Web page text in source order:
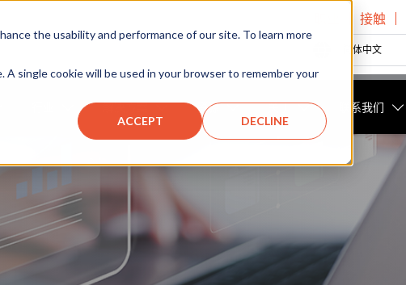
the usability and performance of our site. To learn more
single cookie will be used in your browser to remember your
ACCEPT DECLINE
接触
简体中文
了解我们的产品
泵和动力装置
工具和车间设备 扭矩和张紧力
的产品品牌
队
位置锁
统
九头蛇滑梯
您的行业
建造
活力 轨
解决方案
可配置泵解决方案
工程解决方案
资源
我们的资源获取信息
文档查找器
液压基础知识 购买地点
关于
步了解我们
公司
遵守 新闻与活动
联系我们
我们
在线网络表格